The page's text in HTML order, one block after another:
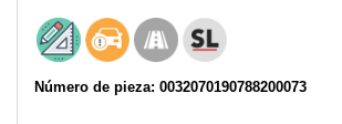
Número de pieza: 0032070190788200073